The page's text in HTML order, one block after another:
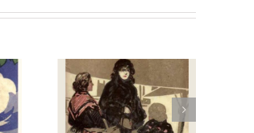
Mare Nostrum